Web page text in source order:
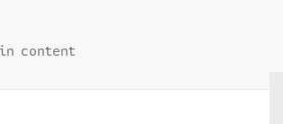
content